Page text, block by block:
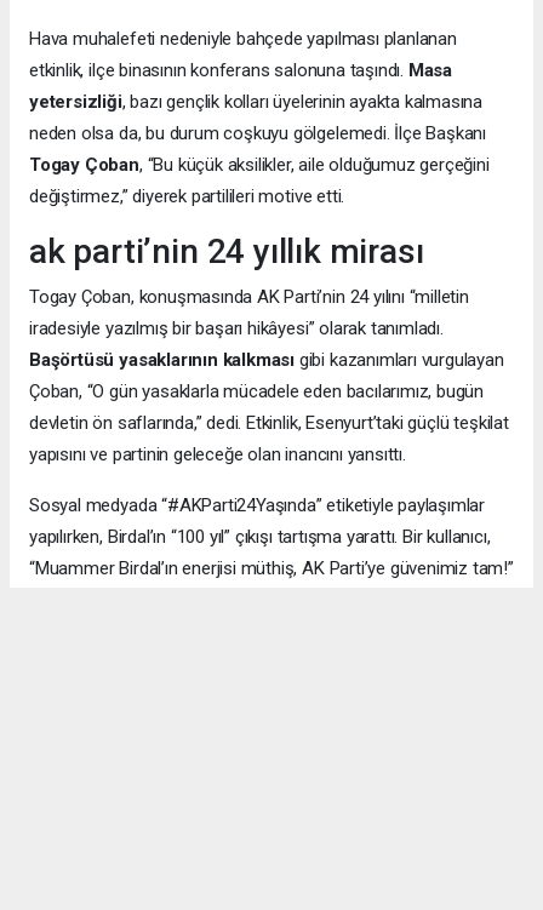
Hava muhalefeti nedeniyle bahçede yapılması planlanan
etkinlik, ilçe binasının konferans salonuna taşındı. Masa
yetersizliği, bazı gençlik kolları üyelerinin ayakta kalmasına
neden olsa da, bu durum coşkuyu gölgelemedi. İlçe Başkanı
Togay Çoban, “Bu küçük aksilikler, aile olduğumuz gerçeğini
değiştirmez,” diyerek partilileri motive etti.
ak parti’nin 24 yıllık mirası
Togay Çoban, konuşmasında AK Parti’nin 24 yılını “milletin
iradesiyle yazılmış bir başarı hikâyesi” olarak tanımladı.
Başörtüsü yasaklarının kalkması gibi kazanımları vurgulayan
Çoban, “O gün yasaklarla mücadele eden bacılarımız, bugün
devletin ön saflarında,” dedi. Etkinlik, Esenyurt’taki güçlü teşkilat
yapısını ve partinin geleceğe olan inancını yansıttı.
Sosyal medyada “#AKParti24Yaşında” etiketiyle paylaşımlar
yapılırken, Birdal’ın “100 yıl” çıkışı tartışma yarattı. Bir kullanıcı,
“Muammer Birdal’ın enerjisi müthiş, AK Parti’ye güvenimiz tam!”